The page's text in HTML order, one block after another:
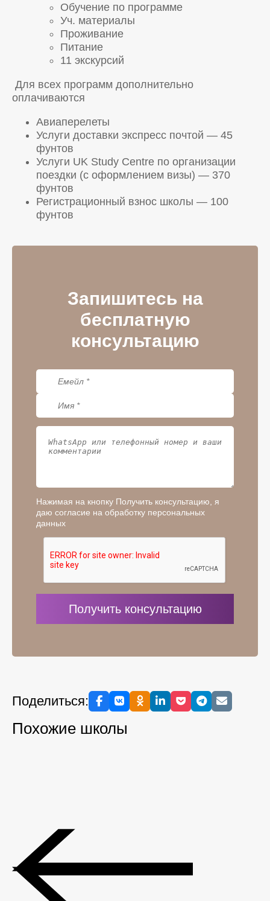
Обучение по программе
Уч. материалы
Проживание
Питание
11 экскурсий
Для всех программ дополнительно
оплачиваются
Авиаперелеты
Услуги доставки экспресс почтой — 45
фунтов
Услуги UK Study Centre по организации
поездки (с оформлением визы) — 370
фунтов
Регистрационный взнос школы — 100
фунтов
Запишитесь на
бесплатную
консультацию
Нажимая на кнопку Получить консультацию, я
даю согласие на обработку персональных
данных
Поделиться:
Похожие школы